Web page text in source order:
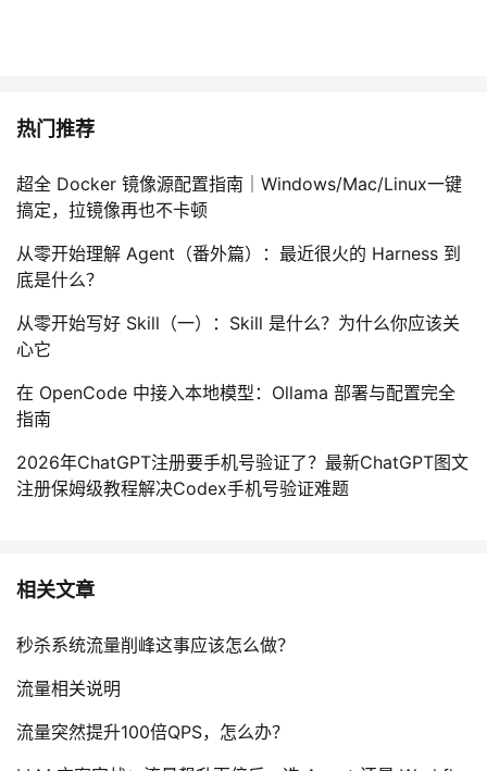
热门推荐
超全 Docker 镜像源配置指南｜Windows/Mac/Linux一键
搞定，拉镜像再也不卡顿
从零开始理解 Agent（番外篇）：最近很火的 Harness 到
底是什么？
从零开始写好 Skill（一）：Skill 是什么？为什么你应该关
心它
在 OpenCode 中接入本地模型：Ollama 部署与配置完全
指南
2026年ChatGPT注册要手机号验证了？最新ChatGPT图文
注册保姆级教程解决Codex手机号验证难题
相关文章
秒杀系统流量削峰这事应该怎么做？
流量相关说明
流量突然提升100倍QPS，怎么办？